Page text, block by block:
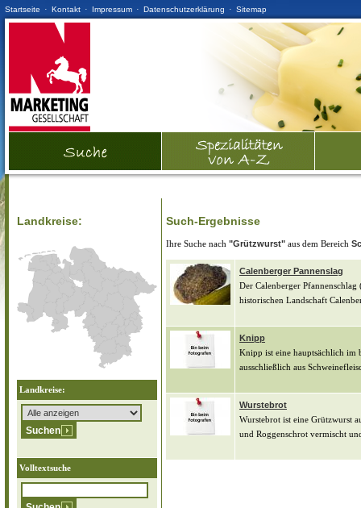
Startseite · Kontakt · Impressum · Datenschutzerklärung · Sitemap
Landkreise:
Landkreise:
Volltextsuche
Such-Ergebnisse
Ihre Suche nach "Grützwurst" aus dem Bereich
Calenberger Pannenslag
Der Calenberger
historischen Landschaft
Knipp
Knipp ist eine hauptsächlich im
ausschließlich aus
Wurstebrot
Wurstebrot ist eine Grützwurst
und Roggenschrot vermischt